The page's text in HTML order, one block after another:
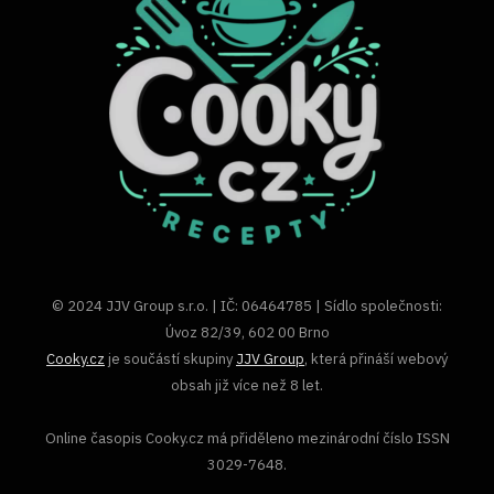
© 2024 JJV Group s.r.o. | IČ: 06464785 | Sídlo společnosti:
Úvoz 82/39, 602 00 Brno
Cooky.cz je součástí skupiny JJV Group, která přináší webový
obsah již více než 8 let.
Online časopis Cooky.cz má přiděleno mezinárodní číslo ISSN
3029-7648.